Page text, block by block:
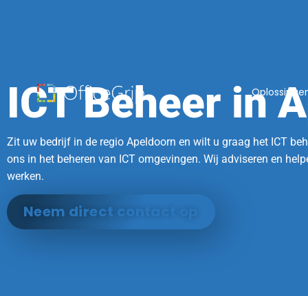
ICT Beheer in
Zit uw bedrijf in de regio Apeldoorn en wilt u graag het ICT
ons in het beheren van ICT omgevingen. Wij adviseren en
werken.
Neem direct contact op